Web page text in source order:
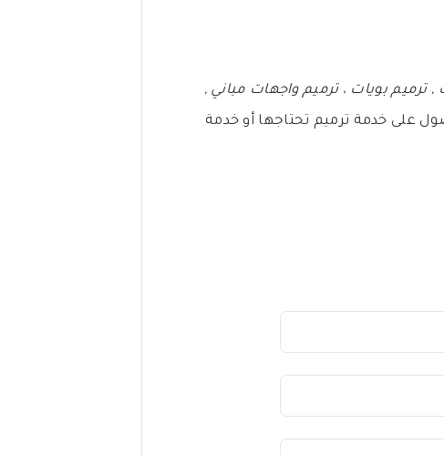
, ترميم بويات ، ترميم واجهات مباني ,
على خدمة ترميم تحتاجها أو خدمة